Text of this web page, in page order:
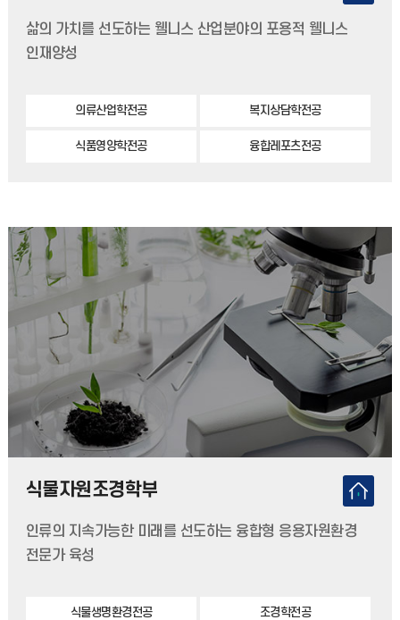
삶의 가치를 선도하는 웰니스 산업분야의 포용적 웰니스
인재양성
의류산업학전공 복지상담학전공
식품영양학전공 융합레포츠전공
식물자원조경학부
인류의 지속가능한 미래를 선도하는 융합형 응용자원환경
전문가 육성
식물생명환경전공 조경학전공